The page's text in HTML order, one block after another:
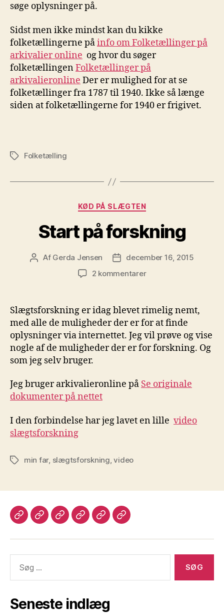
søge oplysninger på.
Sidst men ikke mindst kan du kikke
folketællingerne påinfo om Folketællinger på
arkivalier online og hvor du søger
folketællingenFolketællinger på
arkivalieronline Der er mulighed for at se
folketællinger fra 1787 til 1940. Ikke så længe
siden at folketællingerne for 1940 er frigivet.
TagsFolketælling
Kategorier
KØD PÅ SLÆGTEN
Start på forskning
Indlægsforfatter
Af Gerda Jensen Indlægsdato
december 16, 2015
2 kommentarertil
forskning
Slægtsforskning er idag blevet rimelig nemt,
med alle de muligheder der er for at finde
oplysninger via internettet. Jeg vil prøve og vise
nogle af de muligheder der er for forskning. Og
som jeg selv bruger.
Jeg bruger arkivalieronline på Se originale
dokumenter på nettet
I den forbindelse har jeg lavet en lille video
slægtsforskning
Tagsmin far, slægtsforskning ,video
Velkommen
Lægdsruller
Programmer
LoginKontaktLegacy
efter:
Seneste indlæg